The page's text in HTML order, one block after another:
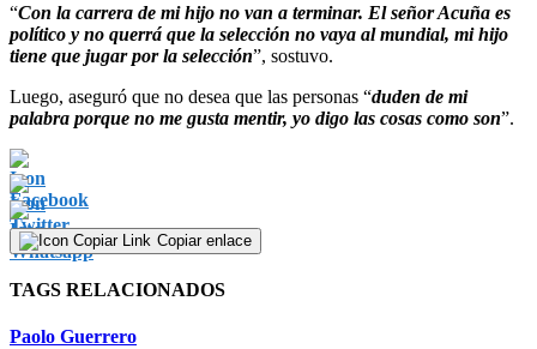
“Con la carrera de mi hijo no van a terminar. El señor Acuña es
político y no querrá que la selección no vaya al mundial, mi hijo
tiene que jugar por la selección”, sostuvo.
Luego, aseguró que no desea que las personas “duden de mi
palabra porque no me gusta mentir, yo digo las cosas como son”.
Copiar enlace
TAGS RELACIONADOS
Paolo Guerrero